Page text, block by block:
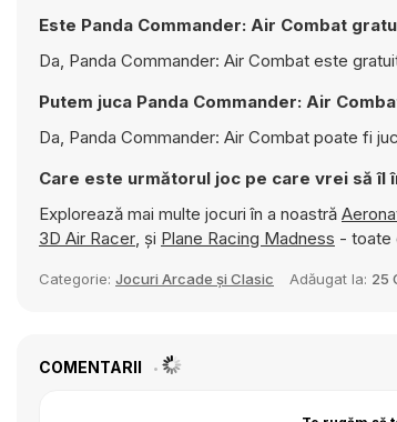
Este Panda Commander: Air Combat
Da, Panda Commander: Air Combat este
Putem juca Panda Commander: Air
Da, Panda Commander: Air Combat poate fi
Care este următorul joc pe care vrei să îl
Explorează mai multe jocuri în a noastră
3D Air Racer, și Plane Racing Madness - toate
Categorie: Jocuri Arcade și Clasic Adăugat la: 25
COMENTARII